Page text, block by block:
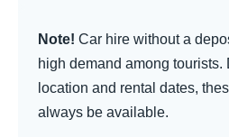
Note! Car hire without a
high demand among
location and rental dates,
always be available.